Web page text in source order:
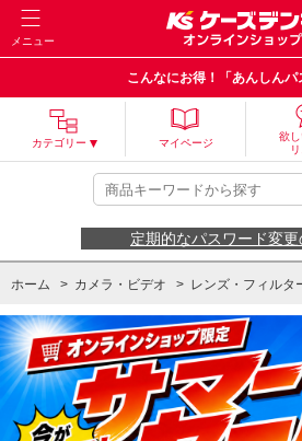
メニュー
こんなにお得！「あんしんパ
カテゴリー マイページ
欲
定期的なパスワード変
ホーム > カメラ・ビデオ > レンズ・フィルタ
ホーム > キヤノン「夏のキャッシュバックキ